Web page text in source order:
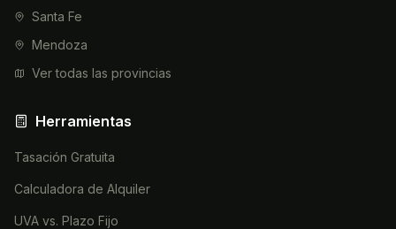
Santa Fe
Mendoza
Ver todas las provincias
Herramientas
Tasación Gratuita
Calculadora de Alquiler
UVA vs. Plazo Fijo